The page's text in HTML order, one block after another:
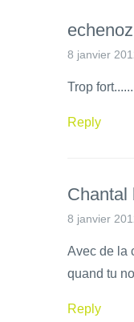
echenoz
8 janvier
Trop
Reply
Chantal
8 janvier
Avec de la
quand tu
Reply